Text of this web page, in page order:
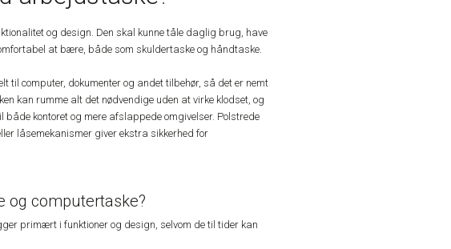
og design. Den skal kunne tåle daglig brug, have
at bære, både som skuldertaske og håndtaske.
computer, dokumenter og andet tilbehør, så det er nemt
kan rumme alt det nødvendige uden at virke klodset, og
kontoret og mere afslappede omgivelser. Polstrede
låsemekanismer giver ekstra sikkerhed for
og computertaske?
primært i funktioner og design, selvom de til tider kan